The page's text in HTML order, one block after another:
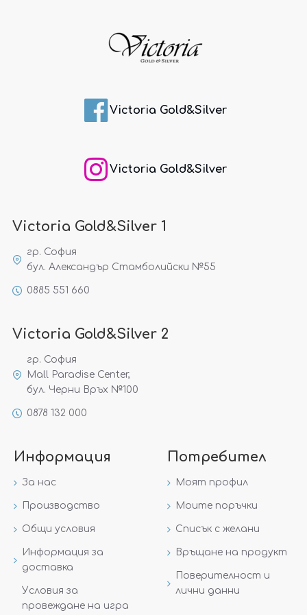
Victoria Gold&Silver
Victoria Gold&Silver
Victoria Gold&Silver 1
гр. София
бул. Александър Стамболийски №55
0885 551 660
Victoria Gold&Silver 2
гр. София
Mall Paradise Center,
бул. Черни Връх №100
0878 132 000
Информация
За нас
Производство
Общи условия
Информация за
доставка
Условия за
провеждане на игра
Потребител
Моят профил
Моите поръчки
Списък с желани
Връщане на продукт
Поверителност и
лични данни